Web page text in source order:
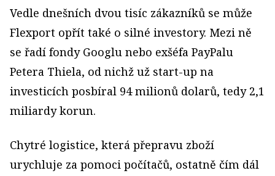
Vedle dnešních dvou tisíc zákazníků se může
Flexport opřít také o silné investory. Mezi ně
se řadí fondy Googlu nebo exšéfa PayPalu
Petera Thiela, od nichž už start-up na
investicích posbíral 94 milionů dolarů, tedy 2,1
miliardy korun.
Chytré logistice, která přepravu zboží
urychluje za pomoci počítačů, ostatně čím dál